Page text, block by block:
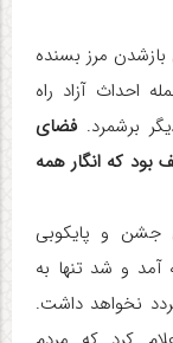
بازشدن مرز بسنده
احداث آزاد راه
برشمرد. فضای
که انگار همه
جشن و پایکوبی
آمد و شد تنها به
نخواهد داشت.